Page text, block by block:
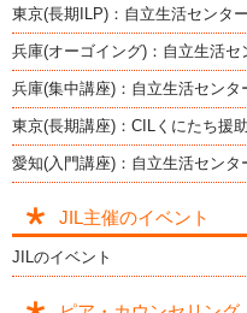
東京(長期ILP)：自立生活センタ
兵庫(オーゴイング)：自立生活
兵庫(集中講座)：自立生活センタ
東京(長期講座)：CILくにたち援
愛知(入門講座)：自立生活センタ
JIL主催のイベント
JILのイベント